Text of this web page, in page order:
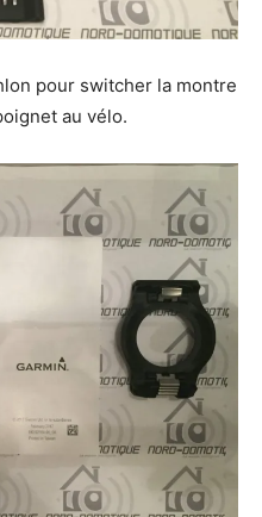
pour switcher la montre
au vélo.